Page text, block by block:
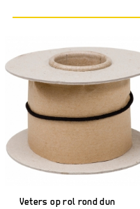
Veters op rol rond dun